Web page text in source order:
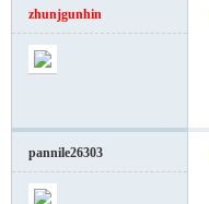
zhunjgunhin
pannile26303